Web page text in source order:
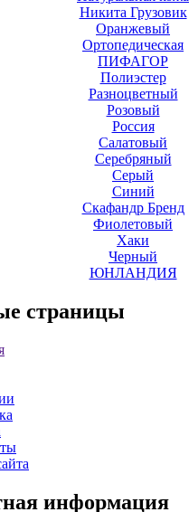
Никита Грузовик
Оранжевый
Ортопедическая
ПИФАГОР
Полиэстер
Разноцветный
Розовый
Россия
Салатовый
Серебряный
Серый
Синий
Скафандр Бренд
Фиолетовый
Хаки
Черный
ЮНЛАНДИЯ
страницы
информация